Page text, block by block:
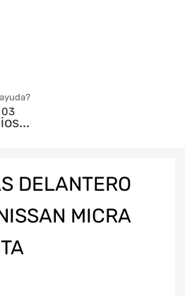
03
DELANTERO
MICRA